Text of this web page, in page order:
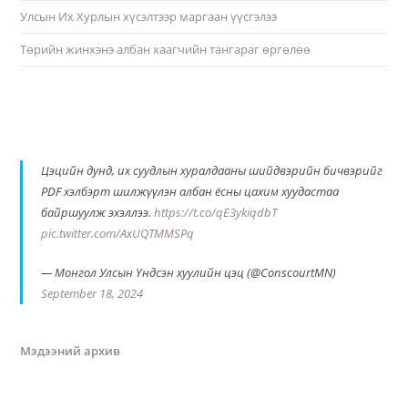
Улсын Их Хурлын хүсэлтээр маргаан үүсгэлээ
Төрийн жинхэнэ албан хаагчийн тангараг өргөлөө
Цэцийн дунд, их суудлын хуралдааны шийдвэрийн бичвэрийг
PDF хэлбэрт шилжүүлэн албан ёсны цахим хуудастаа
байршуулж эхэллээ.https://t.co/qE3ykiqdbT
pic.twitter.com/AxUQTMMSPq
— Монгол Улсын Үндсэн хуулийн цэц (@ConscourtMN)
September 18, 2024
Мэдээний архив